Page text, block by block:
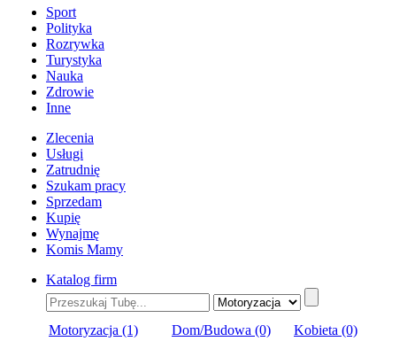
Sport
Polityka
Rozrywka
Turystyka
Nauka
Zdrowie
Inne
Zlecenia
Usługi
Zatrudnię
Szukam pracy
Sprzedam
Kupię
Wynajmę
Komis Mamy
Katalog firm
Motoryzacja (1) Dom/Budowa (0) Kobieta (0)